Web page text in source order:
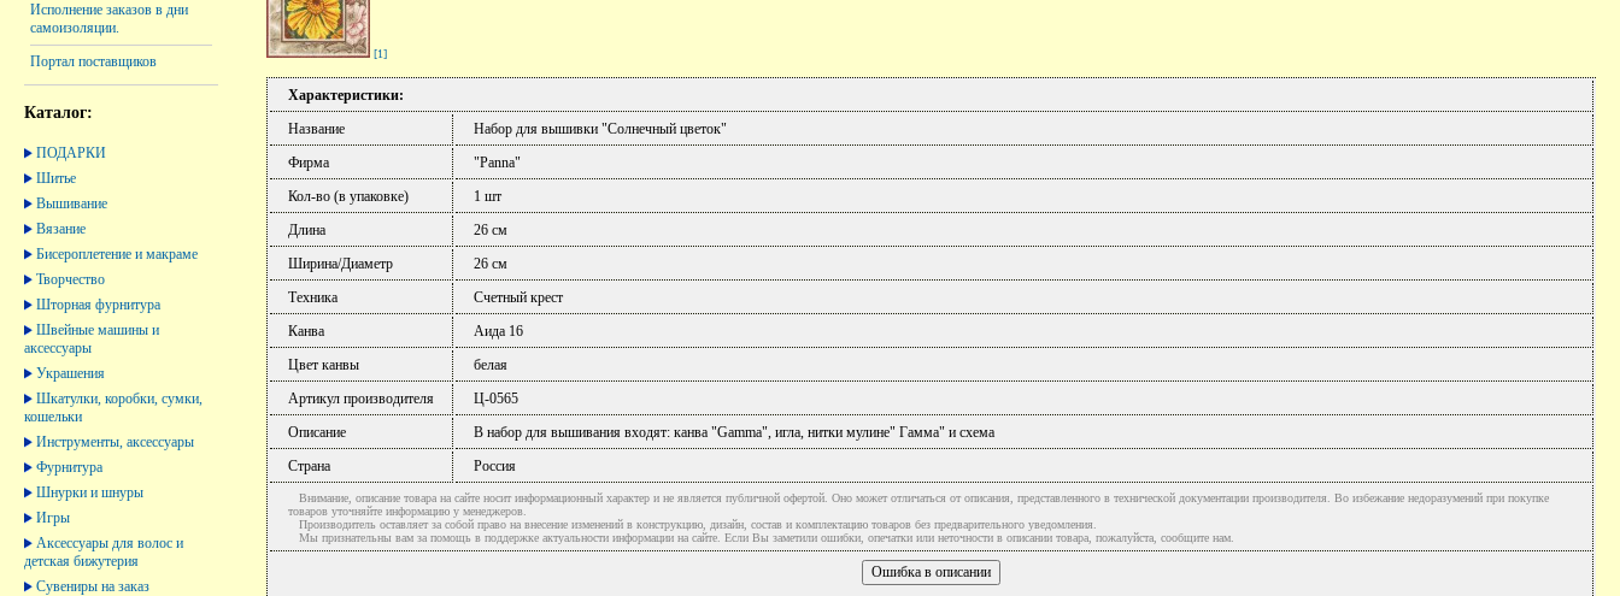
Исполнение заказов в дни
самоизоляции.
Портал поставщиков
Каталог:
ПОДАРКИ
Шитье
Вышивание
Вязание
Бисероплетение и макраме
Творчество
Шторная фурнитура
Швейные машины и
аксессуары
Украшения
Шкатулки, коробки, сумки,
кошельки
Инструменты, аксессуары
Фурнитура
Шнурки и шнуры
Игры
Аксессуары для волос и
детская бижутерия
Сувениры на заказ
[1]
Характеристики:
Название
Набор для вышивки "Солнечный цветок"
Фирма
"Panna"
Кол-во (в упаковке)
1 шт
Длина
26 см
Ширина/Диаметр
26 см
Техника
Счетный крест
Канва
Аида 16
Цвет канвы
белая
Артикул производителя
Ц-0565
Описание
В набор для вышивания входят: канва "Gamma", игла, нитки мулине" Гамма" и схема
Страна
Россия
Внимание, описание товара на сайте носит информационный характер и не является публичной офертой. Оно может отличаться от описания, представленного в технической документации производителя. Во избежание недоразумений при покупке
товаров уточняйте информацию у менеджеров.
Производитель оставляет за собой право на внесение изменений в конструкцию, дизайн, состав и комплектацию товаров без предварительного уведомления.
Мы признательны вам за помощь в поддержке актуальности информации на сайте. Если Вы заметили ошибки, опечатки или неточности в описании товара, пожалуйста, сообщите нам.